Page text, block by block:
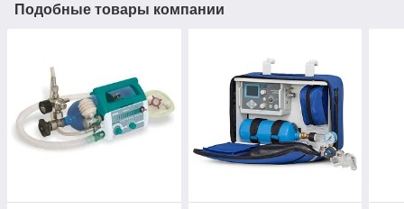
Подобные товары компании